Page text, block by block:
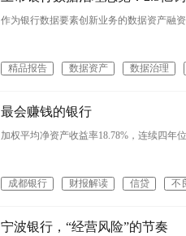
作为银行数据要素创新业务的数据资产融
精品报告 数据资产 数据治理
最会赚钱的银行
加权平均净资产收益率18.78%，连续四年
成都银行 财报解读 信贷 不
宁波银行，“经营风险”的节奏